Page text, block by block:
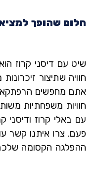
שהופך למציאות
עם דיסני קרוז הוא
שתיצור זיכרונות
מחפשים הרפתקאות
משפחתיות משותפות,
קרוז ודיסני קרוז,
צרו איתנו קשר עוד
הקסומה שלכם!